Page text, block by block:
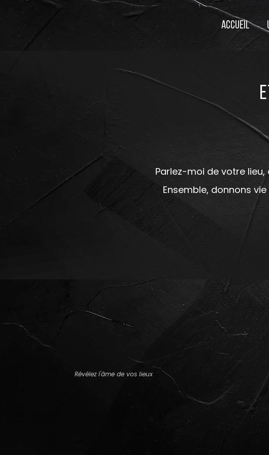
ACCUEIL
Parlez-moi de votre
Ensemble, donnons
Révélez l'âme de vos lieux